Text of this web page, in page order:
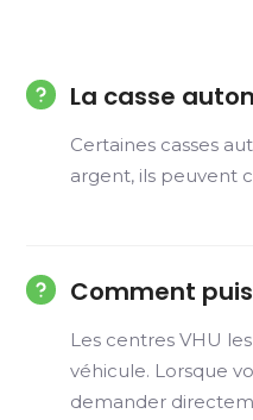
La casse
Certaines casses
argent, ils peuvent
Comment
Les centres VHU
véhicule. Lorsque
demander